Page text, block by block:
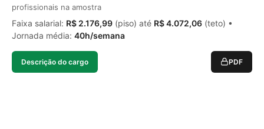
profissionais na amostra
Faixa salarial: R$ 2.176,99 (piso) até R$ 4.072,06 (teto) •
Jornada média: 40h/semana
Descrição do cargo PDF